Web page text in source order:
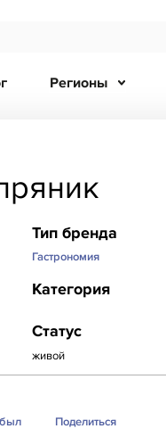
Регионы
Тип бренда
Гастрономия
Категория
Статус
живой
был Поделиться